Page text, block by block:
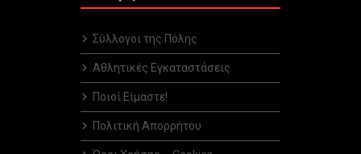
Σύλλογοι της Πόλης
Αθλητικές Εγκαταστάσεις
Ποιοί Είμαστε!
Πολιτική Απορρήτου